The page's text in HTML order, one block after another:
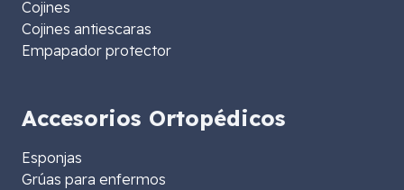
Cojines
Cojines antiescaras
Empapador protector
Accesorios Ortopédicos
Esponjas
Grúas para enfermos